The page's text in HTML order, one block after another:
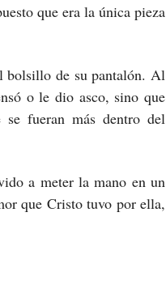
que era la única pieza
bolsillo de su pantalón. Al
o le dio asco, sino que
se fueran más dentro del
a meter la mano en un
que Cristo tuvo por ella,